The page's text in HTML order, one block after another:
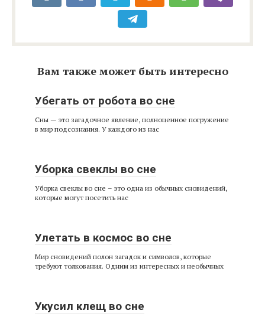
Вам также может быть интересно
Убегать от робота во сне
Сны — это загадочное явление, полноценное погружение
в мир подсознания. У каждого из нас
Уборка свеклы во сне
Уборка свеклы во сне – это одна из обычных сновидений,
которые могут посетить нас
Улетать в космос во сне
Мир сновидений полон загадок и символов, которые
требуют толкования. Одним из интересных и необычных
Укусил клещ во сне